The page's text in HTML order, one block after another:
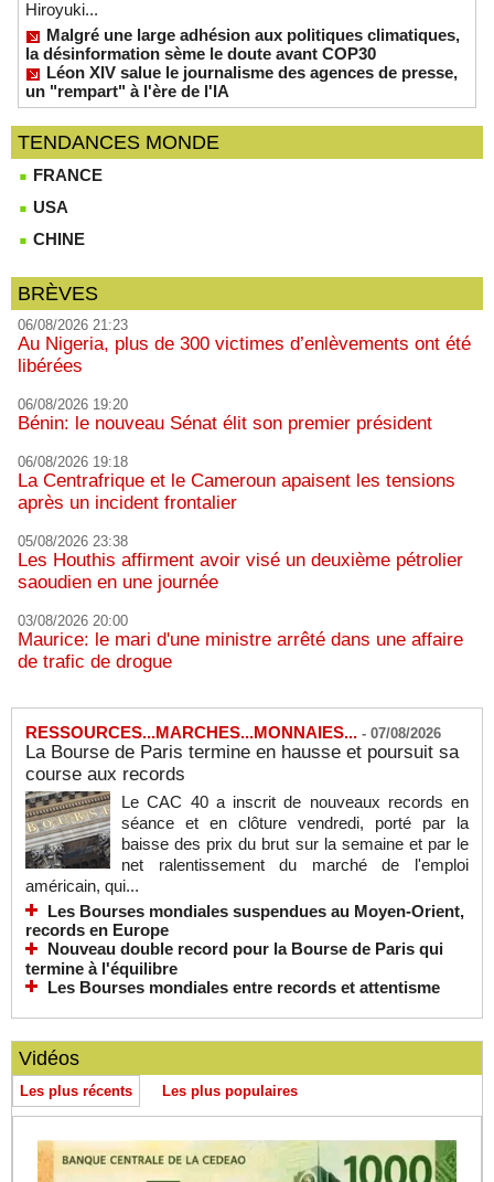
Hiroyuki...
Malgré une large adhésion aux politiques climatiques,
la désinformation sème le doute avant COP30
Léon XIV salue le journalisme des agences de presse,
un "rempart" à l'ère de l'IA
TENDANCES MONDE
FRANCE
USA
CHINE
BRÈVES
06/08/2026 21:23
Au Nigeria, plus de 300 victimes d’enlèvements ont été
libérées
06/08/2026 19:20
Bénin: le nouveau Sénat élit son premier président
06/08/2026 19:18
La Centrafrique et le Cameroun apaisent les tensions
après un incident frontalier
05/08/2026 23:38
Les Houthis affirment avoir visé un deuxième pétrolier
saoudien en une journée
03/08/2026 20:00
Maurice: le mari d'une ministre arrêté dans une affaire
de trafic de drogue
RESSOURCES...MARCHES...MONNAIES... - 07/08/2026
La Bourse de Paris termine en hausse et poursuit sa
course aux records
Le CAC 40 a inscrit de nouveaux records en
séance et en clôture vendredi, porté par la
baisse des prix du brut sur la semaine et par le
net ralentissement du marché de l'emploi
américain, qui...
Les Bourses mondiales suspendues au Moyen-Orient,
records en Europe
Nouveau double record pour la Bourse de Paris qui
termine à l'équilibre
Les Bourses mondiales entre records et attentisme
Vidéos
Les plus récents Les plus populaires